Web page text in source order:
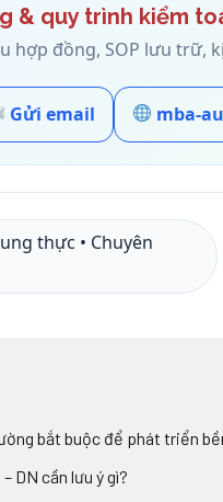
& quy trình kiểm
hợp đồng, SOP lưu trữ,
Gửi email mba-
thực • Chuyên
bắt buộc để phát triển
DN cần lưu ý gì?